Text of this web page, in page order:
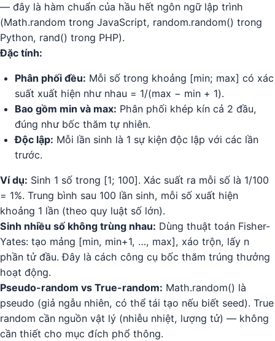
— đây là hàm chuẩn của hầu hết ngôn ngữ lập trình
(Math.random trong JavaScript, random.random() trong
Python, rand() trong PHP).
Đặc tính:
Phân phối đều: Mỗi số trong khoảng [min; max] có xác
suất xuất hiện như nhau = 1/(max − min + 1).
Bao gồm min và max: Phân phối khép kín cả 2 đầu,
đúng như bốc thăm tự nhiên.
Độc lập: Mỗi lần sinh là 1 sự kiện độc lập với các lần
trước.
Ví dụ: Sinh 1 số trong [1; 100]. Xác suất ra mỗi số là 1/100
= 1%. Trung bình sau 100 lần sinh, mỗi số xuất hiện
khoảng 1 lần (theo quy luật số lớn).
Sinh nhiều số không trùng nhau: Dùng thuật toán Fisher-
Yates: tạo mảng [min, min+1, …, max], xáo trộn, lấy n
phần tử đầu. Đây là cách công cụ bốc thăm trúng thưởng
hoạt động.
Pseudo-random vs True-random: Math.random() là
pseudo (giả ngẫu nhiên, có thể tái tạo nếu biết seed). True
random cần nguồn vật lý (nhiễu nhiệt, lượng tử) — không
cần thiết cho mục đích phổ thông.